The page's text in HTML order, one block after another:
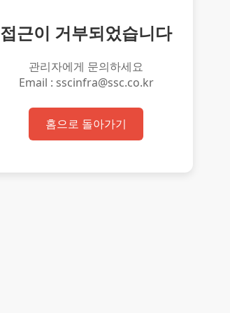
접근이 거부되었습니다
관리자에게 문의하세요
Email : sscinfra@ssc.co.kr
홈으로 돌아가기